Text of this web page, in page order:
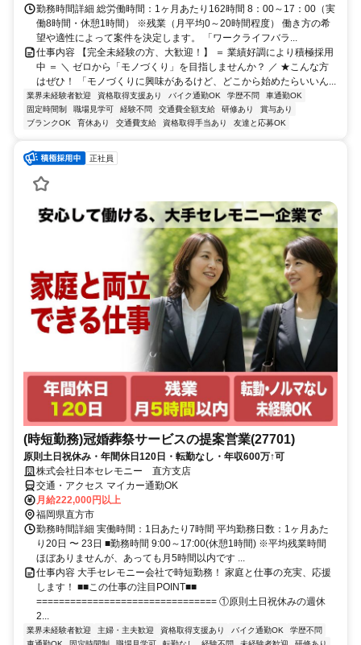
勤務時間詳細 総労働時間：1ヶ月あたり162時間 8：00～17：00（実
働8時間・休憩1時間） ※残業（月平均0～20時間程度） 働き方の希
望や適性によって案件を決定します。 「ワークライフバラ...
仕事内容 【完全未経験の方、大歓迎！】 ＝ 業績好調により積極採用
中 ＝ ＼ ゼロから「モノづくり」を目指しませんか？ ／ ★こんな方
はぜひ！ 「モノづくりに興味があるけど、どこから始めたらいいん...
業界未経験者歓迎 資格取得支援あり バイク通勤OK 学歴不問
車通勤OK
固定時間制
職場見学可 経験不問 交通費全額支給 研修あり
賞与あり
ブランクOK
育休あり 交通費支給 資格取得手当あり 友達と応募OK
正社員
(時短勤務)冠婚葬祭サービスの提案営業(27701)
原則土日祝休み・年間休日120日・転勤なし・年収600万↑可
株式会社日本セレモニー 直方支店
交通・アクセス マイカー通勤OK
月給222,000円以上
福岡県直方市
勤務時間詳細 実働時間：1日あたり7時間 平均勤務日数：1ヶ月あた
り20日 〜 23日 ■勤務時間 9:00～17:00(休憩1時間) ※平均残業時間
ほぼありませんが、あっても月5時間以内です ...
仕事内容 大手セレモニー会社で時短勤務！ 家庭と仕事の充実、応援
します！ ■■この仕事の注目POINT■■
================================ ①原則土日祝休みの週休
2...
業界未経験者歓迎 主婦・主夫歓迎 資格取得支援あり バイク通勤OK
学歴不問